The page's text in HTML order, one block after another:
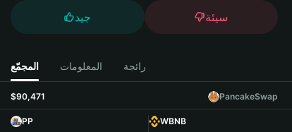
Bitget Wallet
جيد سيئة
المجمّع المعلومات رائجة
$90,471 PancakeSwap
PP
WBNB